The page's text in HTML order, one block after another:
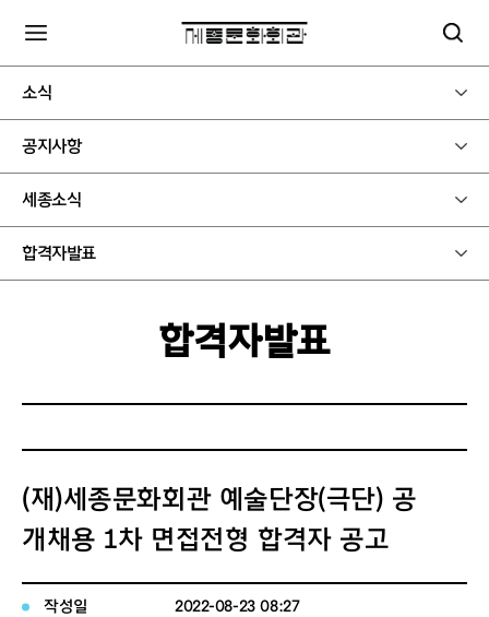
소식
공지사항
세종소식
합격자발표
합격자발표
(재)세종문화회관 예술단장(극단) 공
개채용 1차 면접전형 합격자 공고
작성일 2022-08-23 08:27